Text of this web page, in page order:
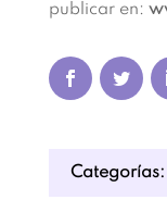
publicar en:
Categorías: